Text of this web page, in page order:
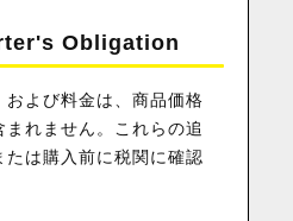
Obligation
および料金は、商品価格
まれません。これらの追
たは購入前に税関に確認